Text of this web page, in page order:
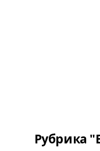
Рубрика